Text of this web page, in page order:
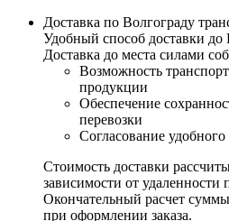
Доставка по Волгограду
Удобный способ доставки до
Доставка до места силами
Возможность
продукции
Обеспечение
перевозки
Согласование
Стоимость доставки
зависимости от удаленности
Окончательный расчет
при оформлении заказа.